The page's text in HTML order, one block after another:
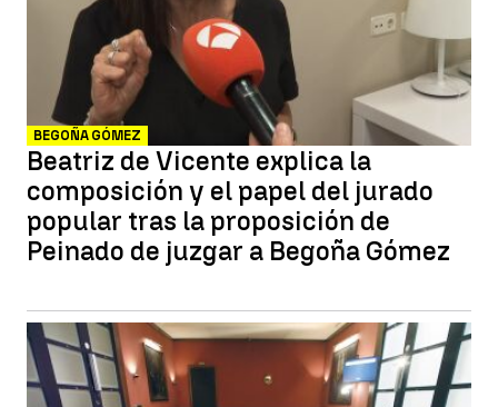
BEGOÑA GÓMEZ
Beatriz de Vicente explica la
composición y el papel del jurado
popular tras la proposición de
Peinado de juzgar a Begoña Gómez